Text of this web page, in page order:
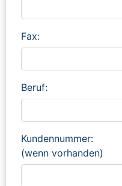
Fax:
Beruf:
Kundennummer:
(wenn vorhanden)